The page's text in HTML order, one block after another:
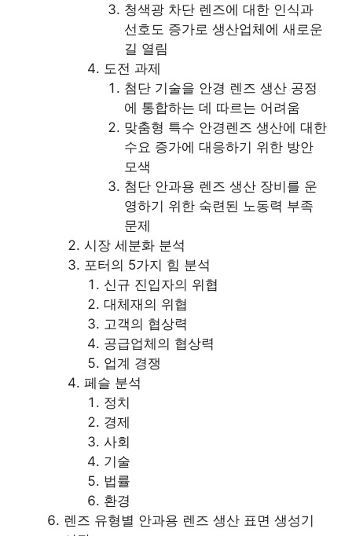
청색광 차단 렌즈에 대한 인식과
선호도 증가로 생산업체에 새로운
길 열림
도전 과제
첨단 기술을 안경 렌즈 생산 공정
에 통합하는 데 따르는 어려움
맞춤형 특수 안경렌즈 생산에 대한
수요 증가에 대응하기 위한 방안
모색
첨단 안과용 렌즈 생산 장비를 운
영하기 위한 숙련된 노동력 부족
문제
시장 세분화 분석
포터의 5가지 힘 분석
신규 진입자의 위협
대체재의 위협
고객의 협상력
공급업체의 협상력
업계 경쟁
페슬 분석
정치
경제
사회
기술
법률
환경
렌즈 유형별 안과용 렌즈 생산 표면 생성기